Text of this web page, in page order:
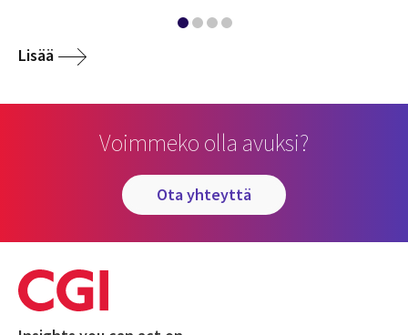
Lisää
Voimmeko olla avuksi?
ota yhteyttä